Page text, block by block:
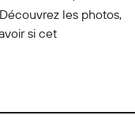
les photos,
si cet